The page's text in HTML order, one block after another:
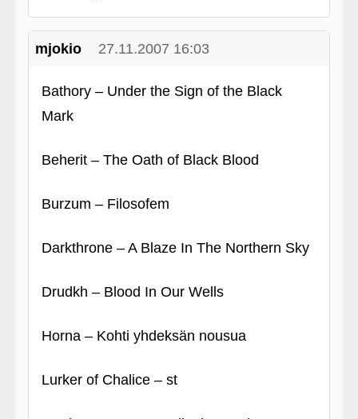
mjokio 27.11.2007 16:03
Bathory – Under the Sign of the Black
Mark
Beherit – The Oath of Black Blood
Burzum – Filosofem
Darkthrone – A Blaze In The Northern Sky
Drudkh – Blood In Our Wells
Horna – Kohti yhdeksän nousua
Lurker of Chalice – st